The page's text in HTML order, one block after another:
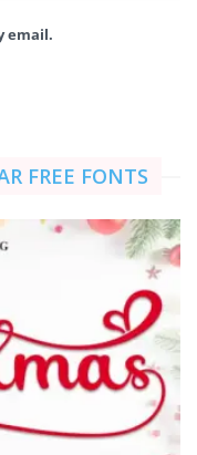
email.
FREE FONTS